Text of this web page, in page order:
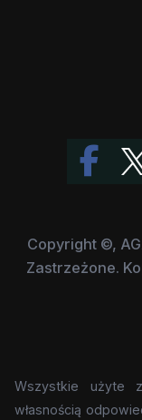
Copyright ©,
Zastrzeżone.
Wszystkie użyte
własnością